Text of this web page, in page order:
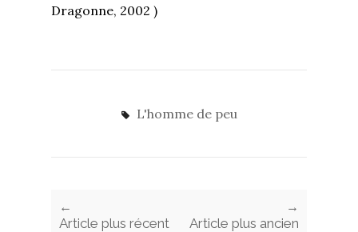
Dragonne, 2002 )
L'homme de peu
←
Article plus récent
→
Article plus ancien